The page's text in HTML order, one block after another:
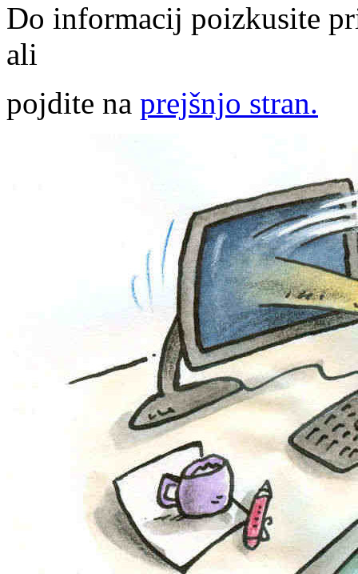
Do informacij poizkusite
ali
pojdite na prejšnjo stran.